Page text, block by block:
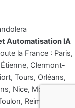
Automatisation IA
la France : Paris,
Clermont-
Tours, Orléans,
Nice, Montpellier,
Reims…